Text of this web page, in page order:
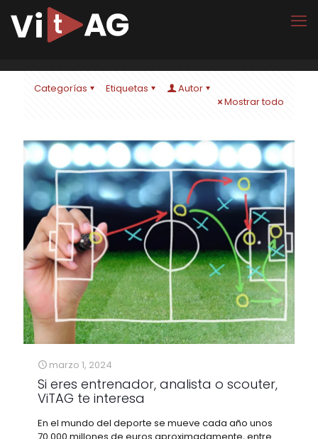
Categorías Etiquetas
Autor
Mostrar todo
marzo 1, 2024
Si eres entrenador, analista o scouter,
ViTAG te interesa
En el mundo del deporte se mueve cada año unos
70.000 millones de euros aproximadamente, entre